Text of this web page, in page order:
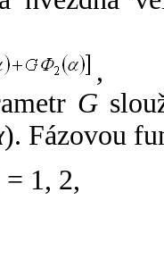
,
G
). Fázovou
= 1, 2,